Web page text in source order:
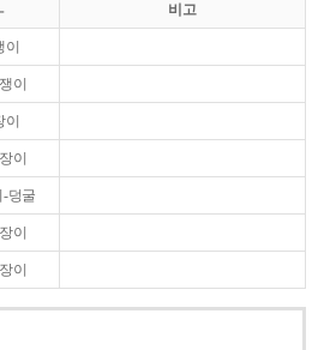
비고
이
이
-덩굴
이
이